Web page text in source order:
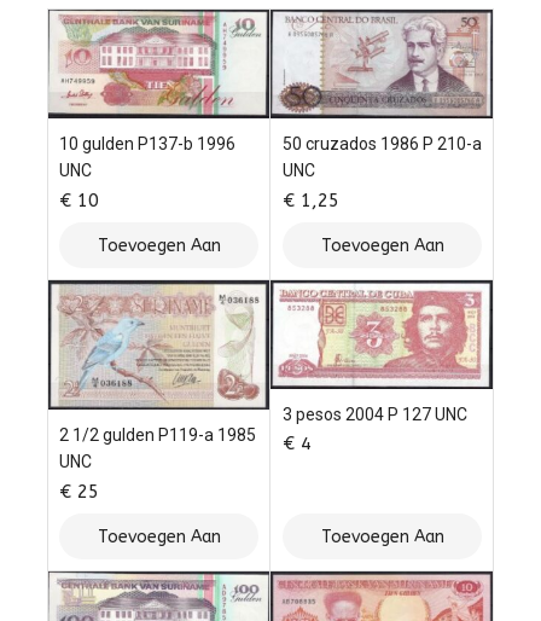
10 gulden P137-b 1996
UNC
€ 10
Toevoegen Aan
Winkelwagen
50 cruzados 1986 P 210-a
UNC
€ 1,25
Toevoegen Aan
Winkelwagen
2 1/2 gulden P119-a 1985
UNC
€ 25
Toevoegen Aan
Winkelwagen
3 pesos 2004 P 127 UNC
€ 4
Toevoegen Aan
Winkelwagen